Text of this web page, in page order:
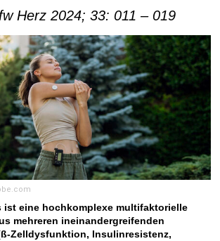
Herz 2024; 33: 011 – 019
ist eine hochkomplexe multifaktorielle
mehreren ineinandergreifenden
Zelldysfunktion, Insulinresistenz,